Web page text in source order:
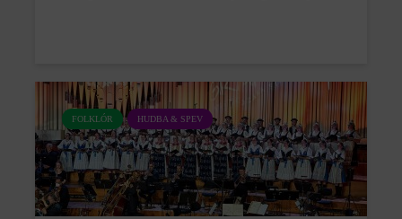
FOLKLÓR HUDBA & SPEV